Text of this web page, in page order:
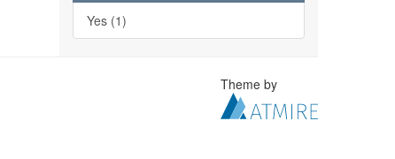
Yes (1)
Theme by